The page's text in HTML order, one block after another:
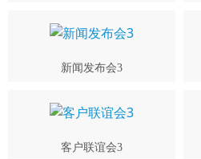
新闻发布会3
客户联谊会3